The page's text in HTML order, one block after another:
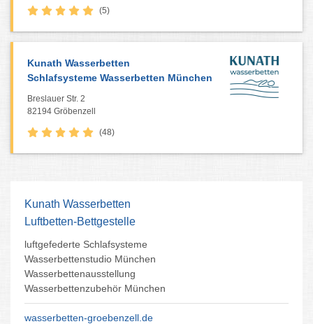
(5)
Kunath Wasserbetten
Schlafsysteme Wasserbetten München
Breslauer Str. 2
82194 Gröbenzell
(48)
Kunath Wasserbetten
Luftbetten-Bettgestelle
luftgefederte Schlafsysteme
Wasserbettenstudio München
Wasserbettenausstellung
Wasserbettenzubehör München
wasserbetten-groebenzell.de